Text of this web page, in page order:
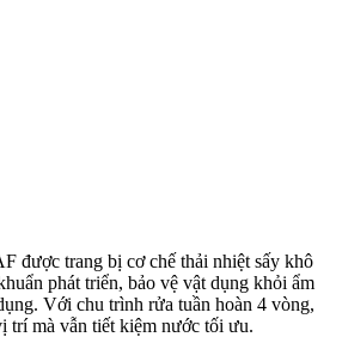
được trang bị cơ chế thải nhiệt sấy khô
phát triển, bảo vệ vật dụng khỏi ẩm
Với chu trình rửa tuần hoàn 4 vòng,
trí mà vẫn tiết kiệm nước tối ưu.